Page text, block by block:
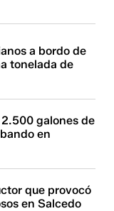
a bordo de
tonelada de
galones de
en
que provocó
en Salcedo